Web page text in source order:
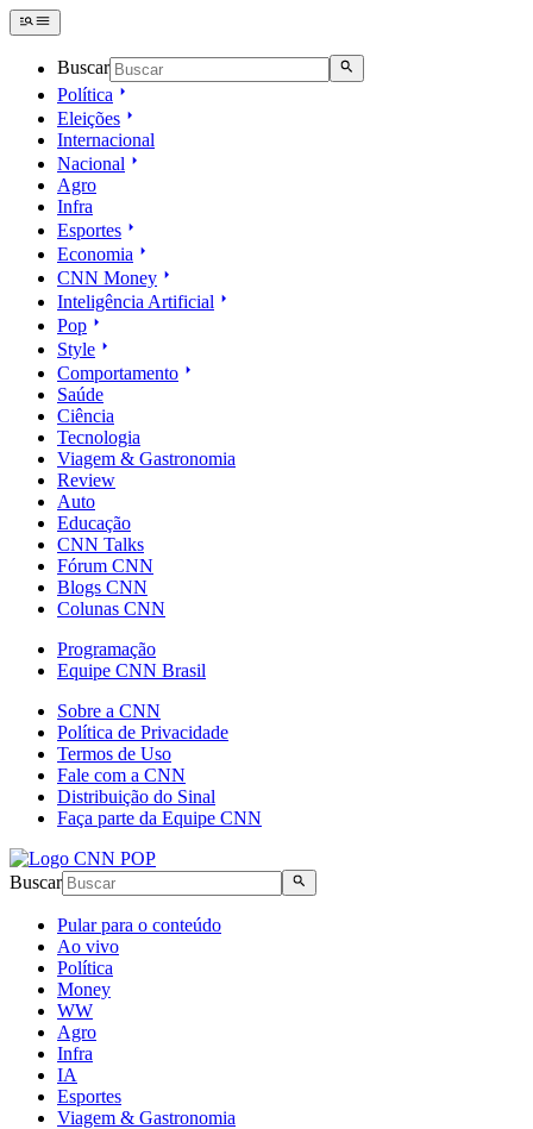
Buscar
Política
Eleições
Internacional
Nacional
Agro
Infra
Esportes
Economia
CNN Money
Inteligência Artificial
Pop
Style
Comportamento
Saúde
Ciência
Tecnologia
Viagem & Gastronomia
Review
Auto
Educação
CNN Talks
Fórum CNN
Blogs CNN
Colunas CNN
Programação
Equipe CNN Brasil
Sobre a CNN
Política de Privacidade
Termos de Uso
Fale com a CNN
Distribuição do Sinal
Faça parte da Equipe CNN
Buscar
Pular para o conteúdo
Ao vivo
Política
Money
WW
Agro
Infra
IA
Esportes
Viagem & Gastronomia